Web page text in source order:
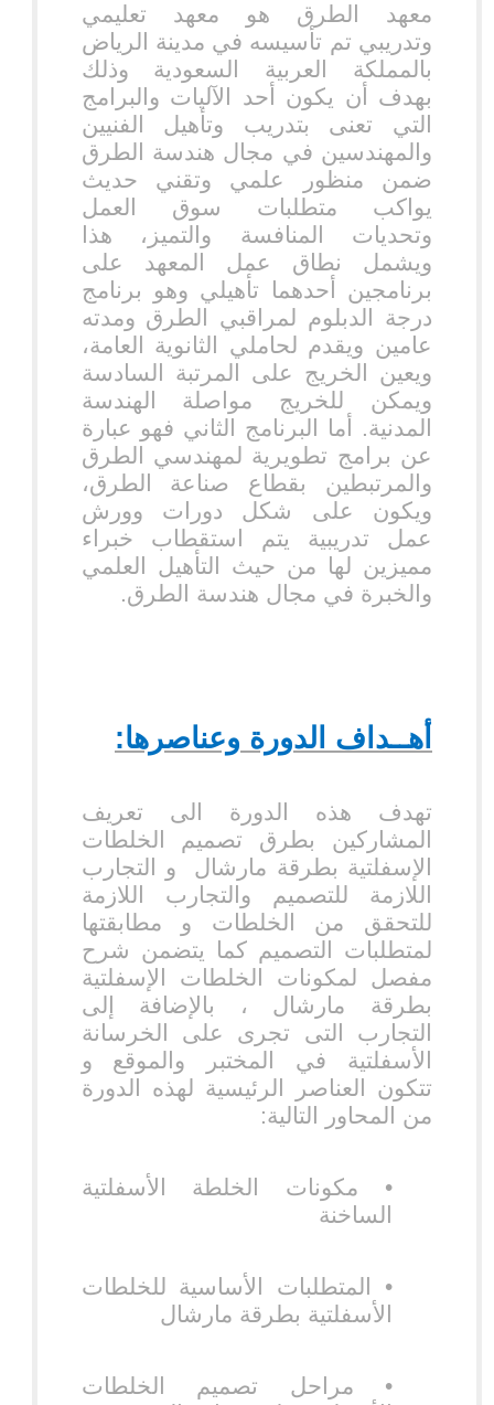
معهد الطرق هو معهد تعليمي
وتدريبي تم تأسيسه في مدينة الرياض
بالمملكة العربية السعودية وذلك
بهدف أن يكون أحد الآليات والبرامج
التي تعنى بتدريب وتأهيل الفنيين
والمهندسين في مجال هندسة الطرق
ضمن منظور علمي وتقني حديث
يواكب متطلبات سوق العمل
وتحديات المنافسة والتميز، هذا
ويشمل نطاق عمل المعهد على
برنامجين أحدهما تأهيلي وهو برنامج
درجة الدبلوم لمراقبي الطرق ومدته
عامين ويقدم لحاملي الثانوية العامة،
ويعين الخريج على المرتبة السادسة
ويمكن للخريج مواصلة الهندسة
المدنية. أما البرنامج الثاني فهو عبارة
عن برامج تطويرية لمهندسي الطرق
والمرتبطين بقطاع صناعة الطرق،
ويكون على شكل دورات وورش
عمل تدريبية يتم استقطاب خبراء
مميزين لها من حيث التأهيل العلمي
والخبرة في مجال هندسة الطرق.
أهــداف الدورة وعناصرها:
تهدف هذه الدورة الى تعريف
المشاركين بطرق تصميم الخلطات
الإسفلتية بطرقة مارشال
و التجارب
اللازمة للتصميم والتجارب اللازمة
للتحقق من الخلطات و مطابقتها
لمتطلبات التصميم كما يتضمن شرح
مفصل لمكونات الخلطات الإسفلتية
بطرقة مارشال ، بالإضافة إلى
التجارب التى تجرى على الخرسانة
الأسفلتية في المختبر والموقع و
تتكون العناصر الرئيسية لهذه الدورة
من المحاور التالية:
•
مكونات الخلطة الأسفلتية
الساخنة
•
المتطلبات الأساسية للخلطات
الأسفلتية بطرقة مارشال
•
مراحل تصميم الخلطات